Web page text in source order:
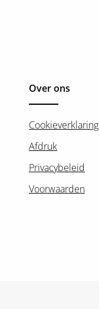
Over ons
Cookieverklaring
Afdruk
Privacybeleid
Voorwaarden